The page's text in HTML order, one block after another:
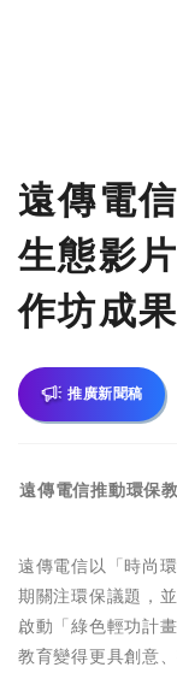
遠傳電
生態影
作坊成
推廣新聞稿
遠傳電信推動環保
遠傳電信以「時尚
期關注環保議題，
啟動「綠色輕功計
教育變得更具創意